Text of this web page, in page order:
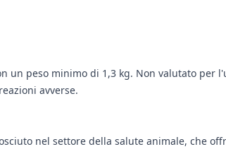
un peso minimo di 1,3 kg. Non valutato
avverse.
nel settore della salute animale, che